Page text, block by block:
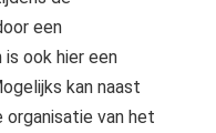
een
ook hier een
kan naast
van het